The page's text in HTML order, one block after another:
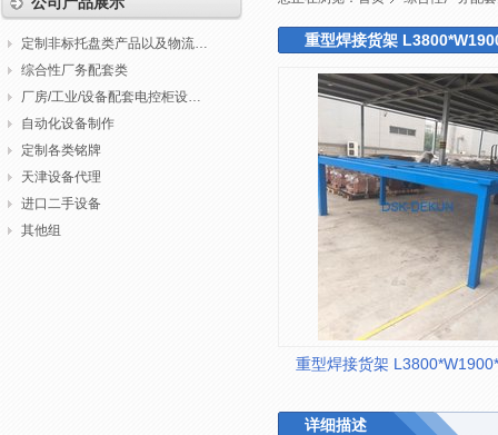
定制非标托盘类产品以及物流包装
综合性厂务配套类
厂房/工业/设备配套电控柜设计制作调试
自动化设备制作
定制各类铭牌
天津设备代理
进口二手设备
其他组
重型焊接货架
重型焊接货架
详细描述